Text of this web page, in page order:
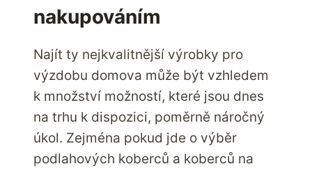
nakupováním
Najít ty nejkvalitnější výrobky pro
výzdobu domova může být vzhledem
k množství možností, které jsou dnes
na trhu k dispozici, poměrně náročný
úkol. Zejména pokud jde o výběr
podlahových koberců a koberců na